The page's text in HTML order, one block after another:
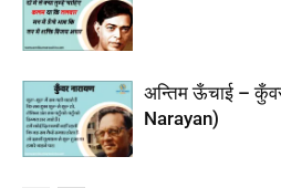
अन्तिम ऊँचाई –
Narayan)